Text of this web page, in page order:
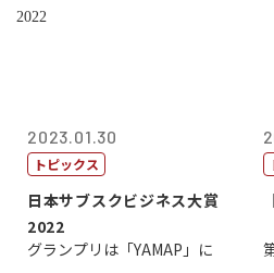
2023.01.30
トピックス
日本サブスクビジネス大賞
2022
グランプリは「YAMAP」に